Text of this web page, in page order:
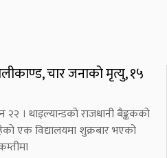
चार जनाको मृत्यु, १५
२२ । थाइल्यान्डको राजधानी बैङ्ककको
एक विद्यालयमा शुक्रबार भएको